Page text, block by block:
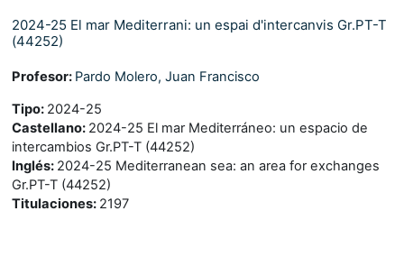
2024-25 El mar Mediterrani: un espai d'intercanvis Gr.PT-T
(44252)
Profesor: Pardo Molero, Juan Francisco
Tipo: 2024-25
Castellano: 2024-25 El mar Mediterráneo: un espacio de
intercambios Gr.PT-T (44252)
Inglés: 2024-25 Mediterranean sea: an area for exchanges
Gr.PT-T (44252)
Titulaciones: 2197